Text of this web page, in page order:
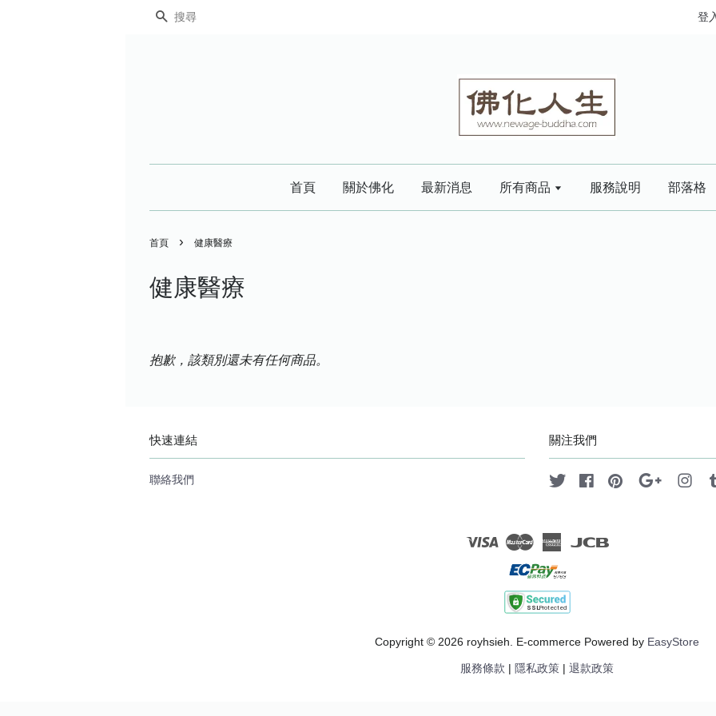
搜尋 登
首頁 關於佛化 最新消息 所有商品 服務說明 部落格
首頁 › 健康醫療
健康醫療
抱歉，該類別還未有任何商品。
快速連結
聯絡我們
關注我們
Twitter FacebookPinterest Google
Visa Master American
Copyright © 2026 royhsieh. E-commerce Powered by EasyStore
服務條款 隱私政策 退款政策